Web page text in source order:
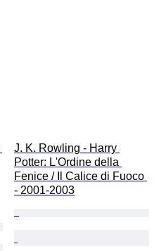
J. K. Rowling - Harry
Potter: L'Ordine della
Fenice / Il Calice di Fuoco
- 2001-2003